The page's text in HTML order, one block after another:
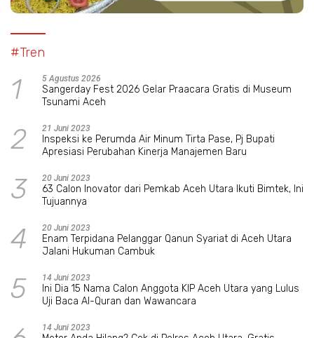
#Tren
1 5 Agustus 2026
Sangerday Fest 2026 Gelar Praacara Gratis di Museum
Tsunami Aceh
2 21 Juni 2023
Inspeksi ke Perumda Air Minum Tirta Pase, Pj Bupati
Apresiasi Perubahan Kinerja Manajemen Baru
3 20 Juni 2023
63 Calon Inovator dari Pemkab Aceh Utara Ikuti Bimtek, Ini
Tujuannya
4 20 Juni 2023
Enam Terpidana Pelanggar Qanun Syariat di Aceh Utara
Jalani Hukuman Cambuk
5 14 Juni 2023
Ini Dia 15 Nama Calon Anggota KIP Aceh Utara yang Lulus
Uji Baca Al-Quran dan Wawancara
14 Juni 2023